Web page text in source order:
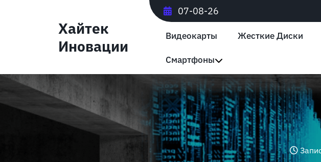
Хайтек
Иновации
07-08-26
Видеокарты Жесткие Диски
Смартфоны